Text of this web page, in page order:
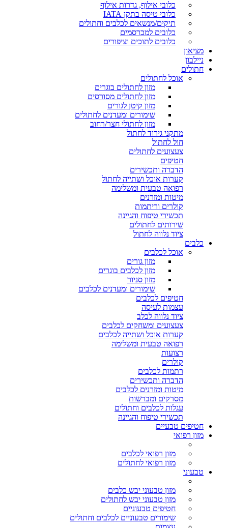
כלובי אילוף, גדרות אילוף
כלובי טיסה בתקן IATA
תיקים/מנשאים לכלבים וחתולים
כלובים למכרסמים
כלובים לתוכים וציפורים
מציאון
ניילבון
חתולים
אוכל לחתולים
מזון לחתולים בוגרים
מזון לחתולים מסורסים
מזון קיטן לגורים
שימורים ומעדנים לחתולים
מזון לחתולי חצר/רחוב
מתקני גירוד לחתול
חול לחתול
צעצועים לחתולים
חטיפים
הדברה ותכשירים
קערות אוכל ושתייה לחתול
רפואה טבעית ומשלימה
מיטות ומזרנים
קולרים וריתמות
תכשירי טיפוח והגיינה
שירותים לחתולים
ציוד נלווה לחתול
כלבים
אוכל לכלבים
מזון גורים
מזון לכלבים בוגרים
מזון סניור
שימורים ומעדנים לכלבים
חטיפים לכלבים
עצמות לעיסה
ציוד נלווה לכלב
צעצועים ומשחקים לכלבים
קערות אוכל ושתייה לכלבים
רפואה טבעית ומשלימה
רצועות
קולרים
רתמות לכלבים
הדברה ותכשירים
מיטות ומזרנים לכלבים
מסרקים ומברשות
עגלות לכלבים וחתולים
תכשירי טיפוח והגיינה
חטיפים טבעיים
מזון רפואי
מזון רפואי לכלבים
מזון רפואי לחתולים
טבעוני
מזון טבעוני יבש כלבים
מזון טבעוני יבש לחתולים
חטיפים טבעוניים
שימורים טבעוניים לכלבים וחתולים